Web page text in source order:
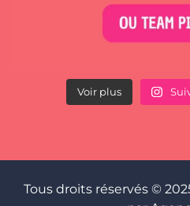
Voir plus
Tous droits réservés ©